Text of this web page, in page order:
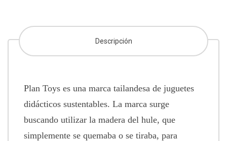
Descripción
Plan Toys es una marca tailandesa de juguetes
didácticos sustentables. La marca surge
buscando utilizar la madera del hule, que
simplemente se quemaba o se tiraba, para